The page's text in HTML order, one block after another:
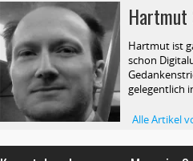
Hartmut
Hartmut ist
schon
gelegentlich
Alle Artikel